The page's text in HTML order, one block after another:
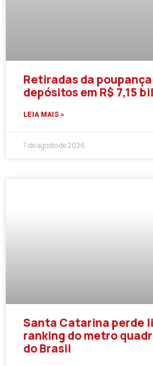
Retiradas da
depósitos em R$ 7,15
LEIA MAIS »
7 de agosto de 2026
Santa Catarina perde
ranking do metro
do Brasil